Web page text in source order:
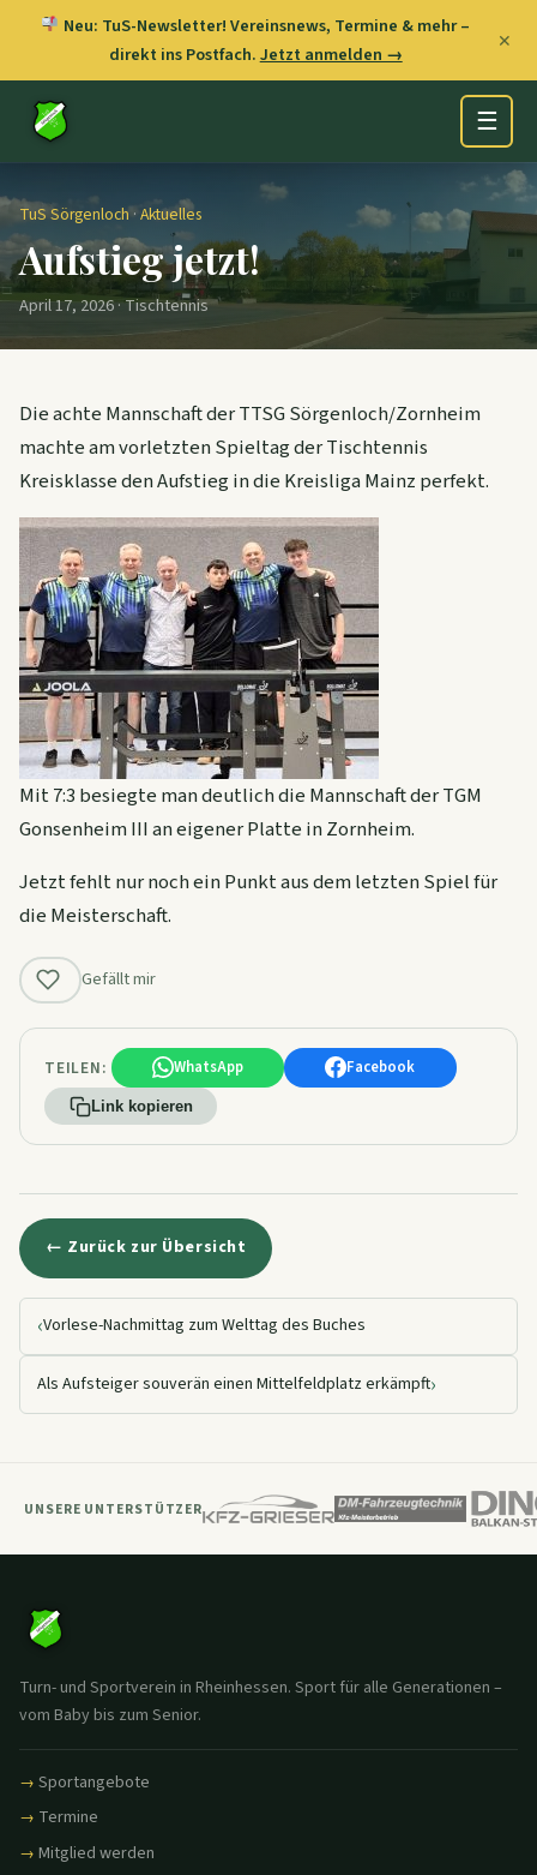
Neu: TuS-Newsletter! Vereinsnews, Termine & mehr –
direkt ins Postfach.Jetzt anmelden →
✕
☰
TuS Sörgenloch· Aktuelles
Aufstieg jetzt!
April 17, 2026 · Tischtennis
Die achte Mannschaft der TTSG Sörgenloch/Zornheim
machte am vorletzten Spieltag der Tischtennis
Kreisklasse den Aufstieg in die Kreisliga Mainz perfekt.
Mit 7:3 besiegte man deutlich die Mannschaft der TGM
Gonsenheim III an eigener Platte in Zornheim.
Jetzt fehlt nur noch ein Punkt aus dem letzten Spiel für
die Meisterschaft.
Gefällt mir
TEILEN: WhatsApp Facebook
Link kopieren
← Zurück zur Übersicht
‹Vorlese-Nachmittag zum Welttag des Buches
Als Aufsteiger souverän einen Mittelfeldplatz erkämpft›
UNSERE UNTERSTÜTZER
Turn- und Sportverein in Rheinhessen. Sport für alle Generationen –
vom Baby bis zum Senior.
Sportangebote
Termine
Mitglied werden